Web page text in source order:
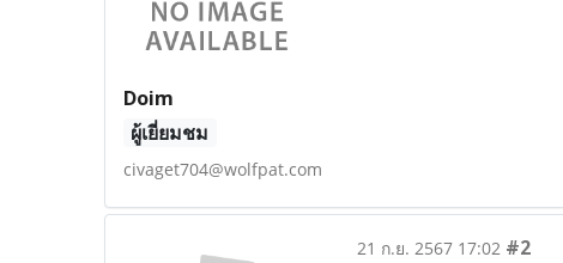
Doim
ผู้เยี่ยมชม
civaget704@wolfpat.com
21 ก.ย. 2567 17:02 #2